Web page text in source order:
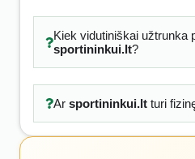
Kiek vidutiniškai užtrunka
sportininkui.lt?
Ar sportininkui.ltturi